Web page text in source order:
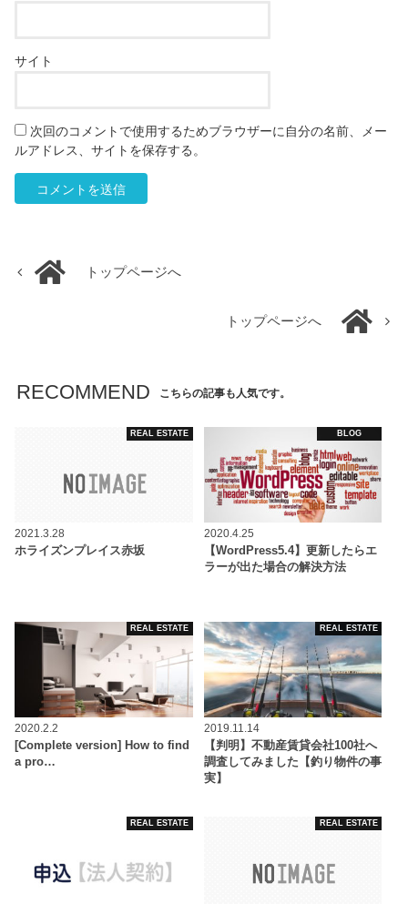
サイト
次回のコメントで使用するためブラウザーに自分の名前、メー
ルアドレス、サイトを保存する。
トップページへ
トップページへ
RECOMMEND こちらの記事も人気です。
REAL ESTATE
2021.3.28
ホライズンプレイス赤坂
BLOG
2020.4.25
【WordPress5.4】更新したらエ
ラーが出た場合の解決方法
REAL ESTATE
2020.2.2
[Complete version] How to find
a pro…
REAL ESTATE
2019.11.14
【判明】不動産賃貸会社100社へ
調査してみました【釣り物件の事
実】
REAL ESTATE REAL ESTATE